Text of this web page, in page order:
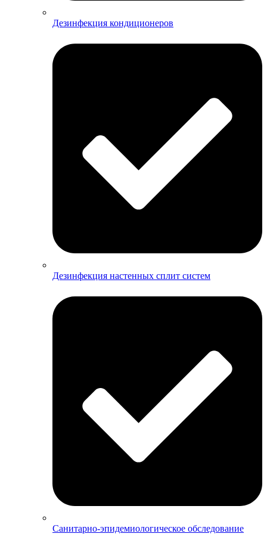
Дезинфекция кондиционеров
Дезинфекция настенных сплит систем
Санитарно-эпидемиологическое обследование